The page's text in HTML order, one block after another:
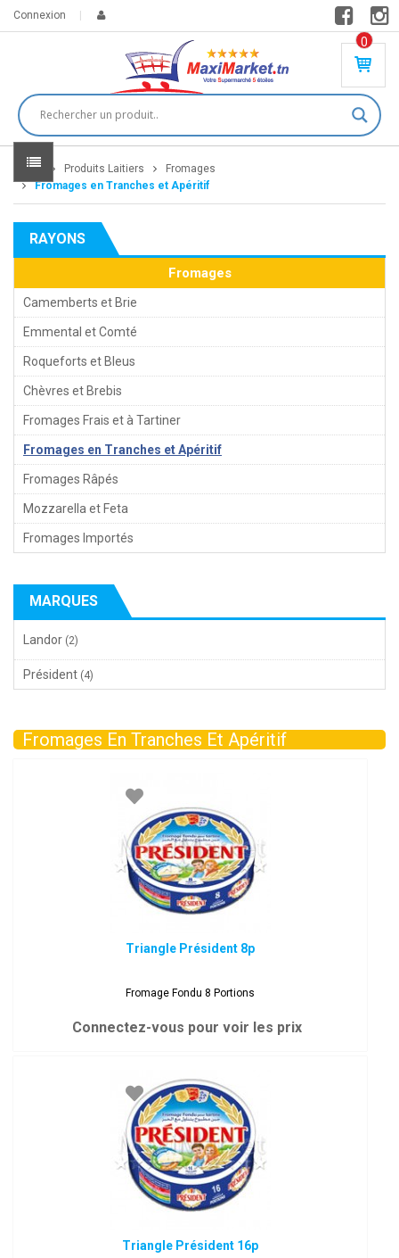
Connexion
0
PR
DU
IT(
S)
Home Produits Laitiers
Fromages
Fromages en Tranches et Apéritif
RAYONS
Fromages
Camemberts et Brie
Emmental et Comté
Roqueforts et Bleus
Chèvres et Brebis
Fromages Frais et à Tartiner
Fromages en Tranches et Apéritif
Fromages Râpés
Mozzarella et Feta
Fromages Importés
MARQUES
Landor (2)
Président (4)
Fromages En Tranches Et Apéritif
Triangle Président 8p
Fromage Fondu 8 Portions
Connectez-vous pour voir les prix
Triangle Président 16p